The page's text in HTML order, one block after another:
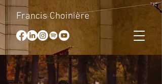
Francis Choinière